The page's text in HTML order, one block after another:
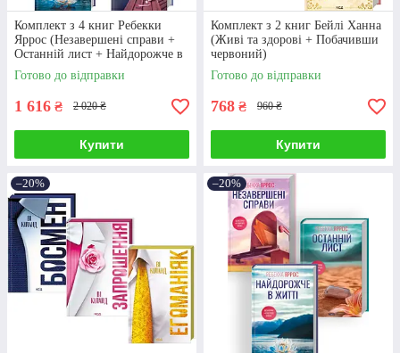
Комплект з 4 книг Ребекки
Яррос (Незавершені справи +
Останній лист + Найдорожче в
житті + Варіація)
Готово до відправки
1 616 ₴ 2 020 ₴
Купити
Комплект з 2 книг Бейлі Ханна
(Живі та здорові + Побачивши
червоний)
Готово до відправки
768 ₴ 960 ₴
Купити
–20% –20%